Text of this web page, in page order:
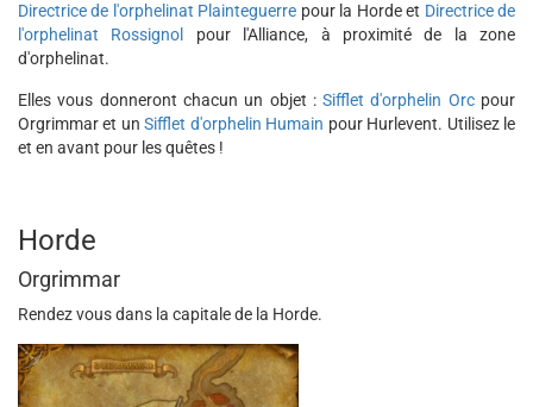
Directrice de l'orphelinat Plainteguerre pour la Horde et Directrice de
l'orphelinat Rossignol
pour l'Alliance, à proximité de la zone
d'orphelinat.
Elles vous donneront chacun un objet :Sifflet d'orphelin Orcpour
Orgrimmar et unSifflet d'orphelin Humain pour Hurlevent. Utilisez le
et en avant pour les quêtes !
Horde
Orgrimmar
Rendez vous dans la capitale de la Horde.